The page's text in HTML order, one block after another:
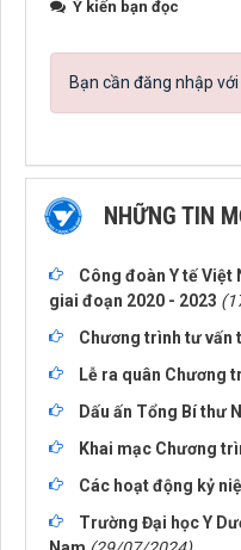
Ý kiến bạn đọc
Bạn cần đăng nhập
NHỮNG TIN
Công đoàn Y tế
giai đoạn 2020 - 2023
Chương trình tư vấn
Lễ ra quân Chương
Dấu ấn Tổng Bí thư
Khai mạc Chương
Các hoạt động kỷ
Trường Đại học Y